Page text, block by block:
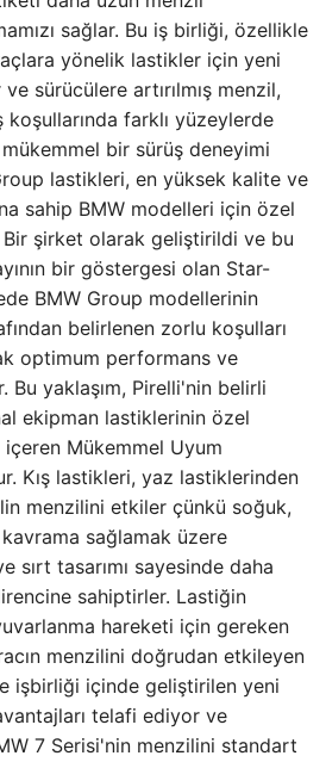
sağlar. Bu iş birliği, özellikle
yönelik lastikler için yeni
sürücülere artırılmış menzil,
farklı yüzeylerde
bir sürüş deneyimi
lastikleri, en yüksek kalite ve
sahip BMW modelleri için özel
Bir şirket olarak geliştirildi ve bu
bir göstergesi olan Star-
BMW Group modellerinin
belirlenen zorlu koşulları
optimum performans ve
Bu yaklaşım, Pirelli'nin belirli
ekipman lastiklerinin özel
Mükemmel Uyum
Kış lastikleri, yaz lastiklerinden
menzilini etkiler çünkü soğuk,
sağlamak üzere
sırt tasarımı sayesinde daha
sahiptirler. Lastiğin
hareketi için gereken
menzilini doğrudan etkileyen
işbirliği içinde geliştirilen yeni
telafi ediyor ve
7 Serisi'nin menzilini standart